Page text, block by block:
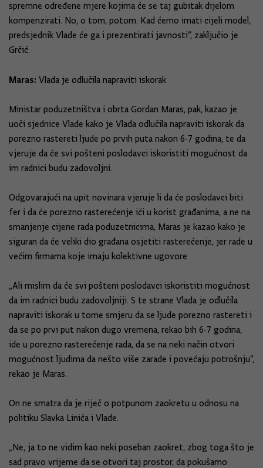
spremne određene mjere kojima će se taj gubitak dijelom
kompenzirati. No, o tom, potom. Kad ćemo imati cijeli model,
predsjednik Vlade će ga i prezentirati javnosti“, zaključio je
Grčić.
Maras: Vlada je odlučila napraviti iskorak
Ministar poduzetništva i obrta Gordan Maras, pak, kazao je
uoči sjednice Vlade kako je Vlada odlučila napraviti iskorak da
porezno rastereti ljude po prvih puta nakon 6-7 godina, te da
vjeruje da će svi pošteni poslodavci iskoristiti mogućnost da
im radnici budu zadovoljni.
Odgovarajući na upit novinara vjeruje li da će poslodavci biti
fer i da će porezno rasterećenje ići u korist građanima, a ne na
smanjenje cijene rada poduzetnicima, Maras je kazao kako je
siguran da će veliki dio građana osjetiti rasterećenje, jer rade u
većim firmama koje imaju kolektivne ugovore
„Ali mislim da će svi pošteni poslodavci iskoristiti mogućnost
da im radnici budu zadovoljniji. S te strane Vlada je odlučila
napraviti iskorak u tome smjeru da se ljude porezno rastereti i
da se po prvi put nakon dugo vremena, rekao bih 6-7 godina,
ide u porezno rasterećenje rada, da se na neki način otvori
mogućnost ljudima da nešto više zarade i povećaju potrošnju“,
rekao je Maras.
On ne smatra da je riječ o potpunom zaokretu u odnosu na
politiku Slavka Linića i Vlade.
„Ne, ja to ne vidim kao neki poseban zaokret, zbog toga što je
sad pravo vrijeme da se otvori taj prostor, da pokušamo